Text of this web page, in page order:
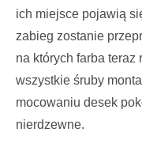
ich miejsce pojawią
zabieg zostanie
na których farba teraz
wszystkie śruby
mocowaniu desek
nierdzewne.